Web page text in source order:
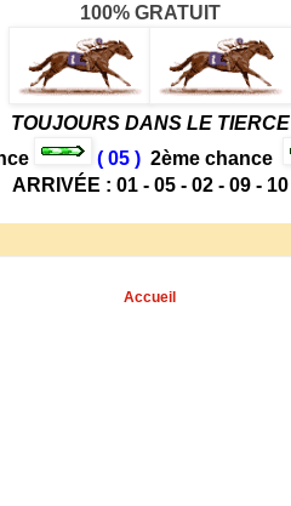
100% GRATUIT
TOUJOURS DANS LE TIERCE
( 05 ) 2ème chance
ARRIVÉE : 01 - 05 - 02 - 09 - 10
Accueil